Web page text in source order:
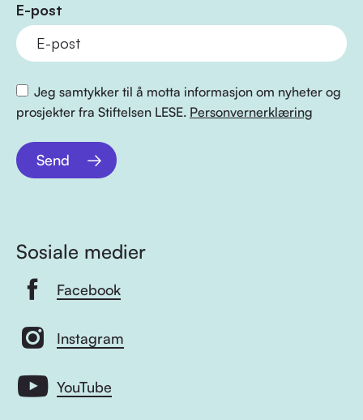
E-post
Jeg samtykker til å motta informasjon om nyheter og
prosjekter fra Stiftelsen LESE. Personvernerklæring
Send
Sosiale medier
Facebook
Instagram
YouTube